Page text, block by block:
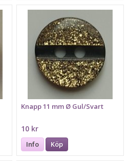
Knapp 11 mm Ø Gul/Svart
10 kr
Info Köp